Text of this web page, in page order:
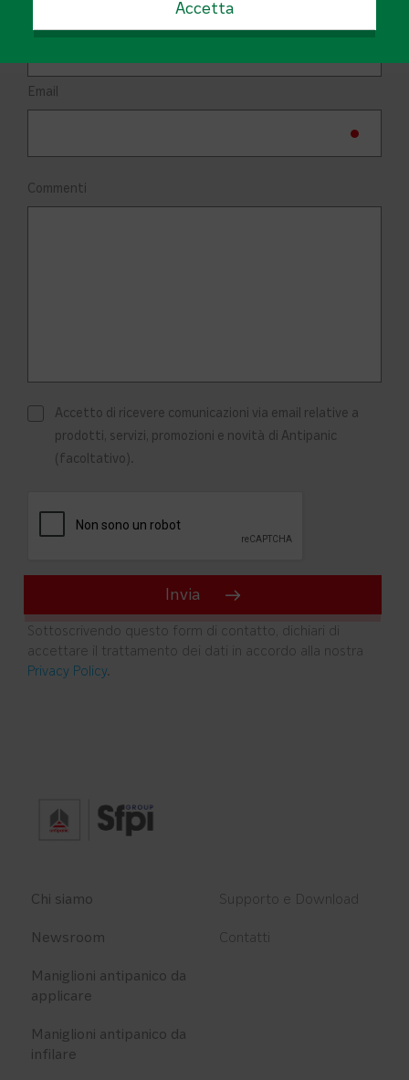
Email
Commenti
Accetto di ricevere comunicazioni via email relative a
prodotti, servizi, promozioni e novità di Antipanic
(facoltativo).
Sottoscrivendo questo form di contatto, dichiari di
accettare il trattamento dei dati in accordo alla nostra
Privacy Policy.
Chi siamo
Newsroom
Maniglioni antipanico da
applicare
Maniglioni antipanico da
infilare
Supporto e Download
Contatti
Accetta